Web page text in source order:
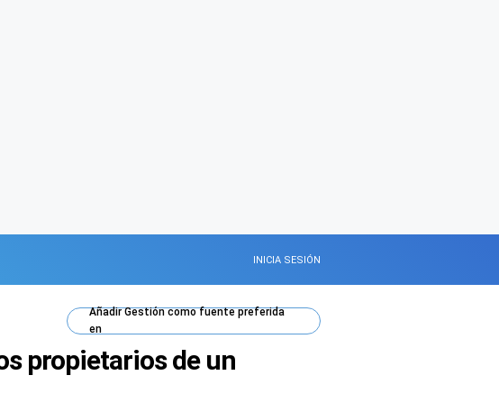
INICIA SESIÓN
AñadirGestióncomo fuente preferida
en
propietarios de un